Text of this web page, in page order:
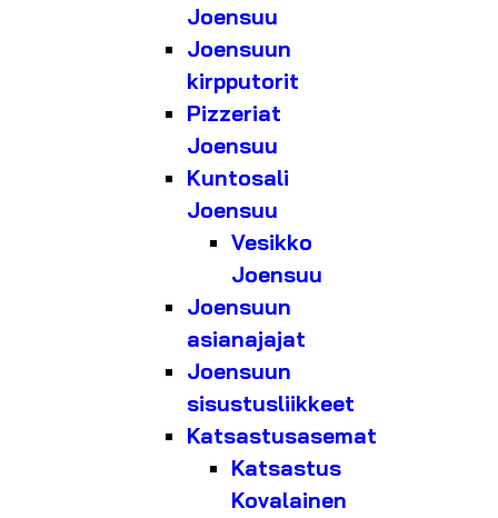
Joensuu
Joensuun
kirpputorit
Pizzeriat
Joensuu
Kuntosali
Joensuu
Vesikko
Joensuu
Joensuun
asianajajat
Joensuun
sisustusliikkeet
Katsastusasemat
Katsastus
Kovalainen